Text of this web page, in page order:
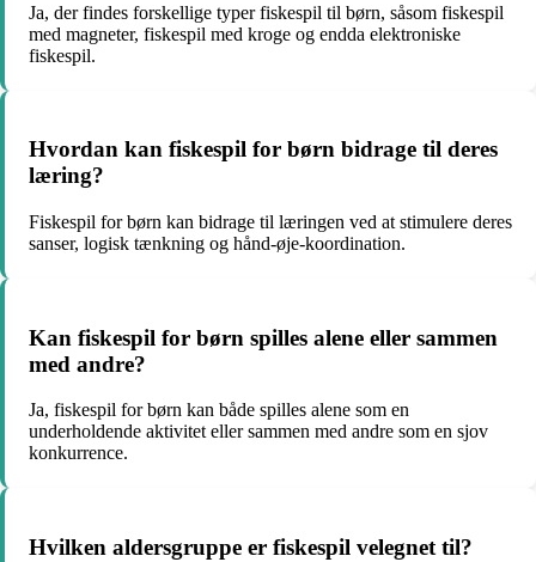
Ja, der findes forskellige typer fiskespil til børn, såsom fiskespil
med magneter, fiskespil med kroge og endda elektroniske
fiskespil.
Hvordan kan fiskespil for børn bidrage til deres
læring?
Fiskespil for børn kan bidrage til læringen ved at stimulere deres
sanser, logisk tænkning og hånd-øje-koordination.
Kan fiskespil for børn spilles alene eller sammen
med andre?
Ja, fiskespil for børn kan både spilles alene som en
underholdende aktivitet eller sammen med andre som en sjov
konkurrence.
Hvilken aldersgruppe er fiskespil velegnet til?